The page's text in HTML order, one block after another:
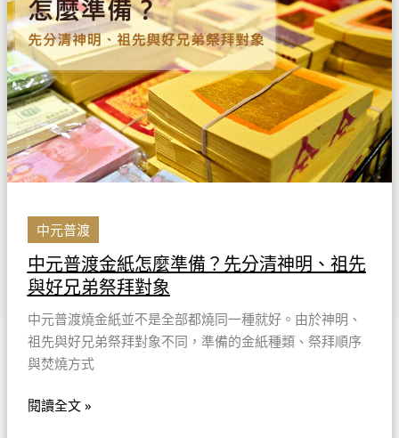
中元普渡
中元普渡金紙怎麼準備？先分清神明、祖先
與好兄弟祭拜對象
中元普渡燒金紙並不是全部都燒同一種就好。由於神明、
祖先與好兄弟祭拜對象不同，準備的金紙種類、祭拜順序
與焚燒方式
金
紙
怎
麼
準
備？
先
分
神
明、
祖
先
與
好
兄
祭
閱讀全文 »